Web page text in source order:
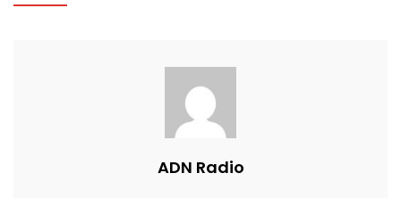
ADN Radio